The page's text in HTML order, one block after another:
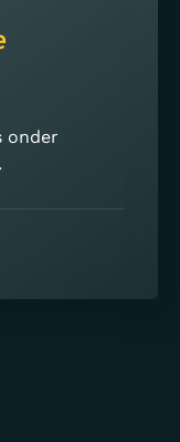
onder